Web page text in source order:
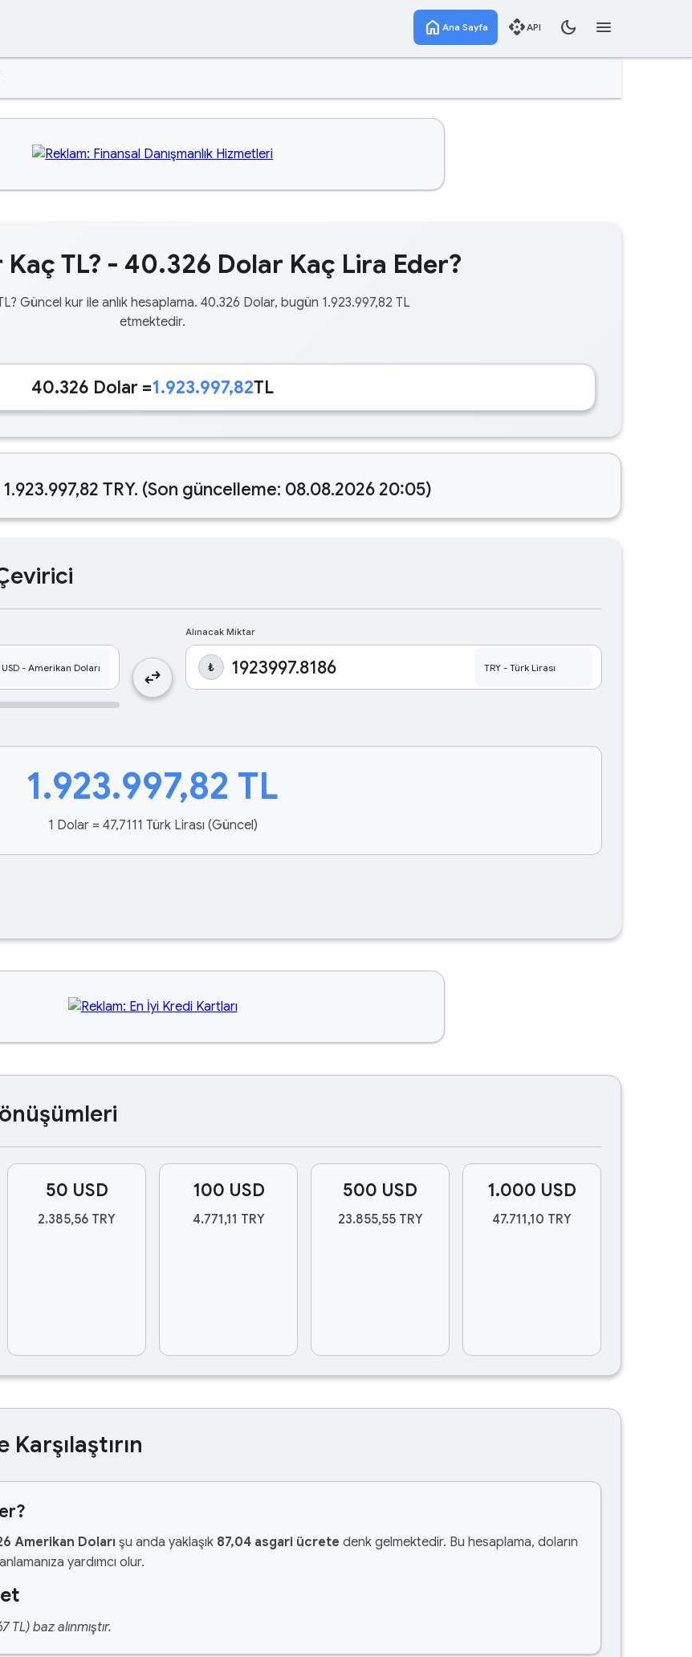
home Ana Sayfa apiAPI dark_mode menu
TL? - 40.326 Dolar Kaç Lira Eder?
Güncel kur ile anlık hesaplama. 40.326 Dolar, bugün 1.923.997,82 TL
etmektedir.
40.326 Dolar =1.923.997,82TL
TRY. (Son güncelleme: 08.08.2026 20:05)
swap_horiz
Alınacak Miktar
₺
1.923.997,82 TL
1 Dolar = 47,7111 Türk Lirası (Güncel)
50 USD
2.385,56 TRY
100 USD
4.771,11 TRY
500 USD
23.855,55 TRY
1.000 USD
47.711,10 TRY
Karşılaştırın
Amerikan Doları şu anda yaklaşık 87,04 asgari ücrete denk gelmektedir. Bu hesaplama, doların
yardımcı olur.
baz alınmıştır.